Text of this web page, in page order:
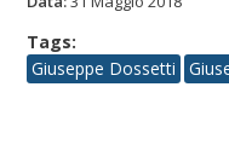
Tags:
Giuseppe Dossetti